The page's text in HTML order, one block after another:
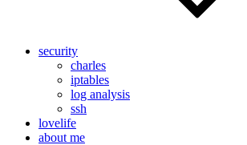
security
charles
iptables
log analysis
ssh
lovelife
about me